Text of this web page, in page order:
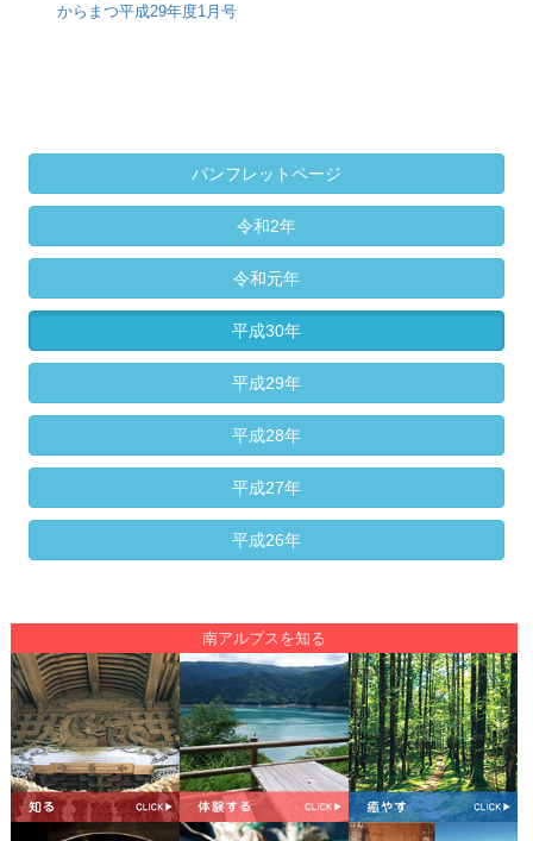
からまつ平成29年度1月号
パンフレットページ
令和2年
令和元年
平成30年
平成29年
平成28年
平成27年
平成26年
南アルプスを知る